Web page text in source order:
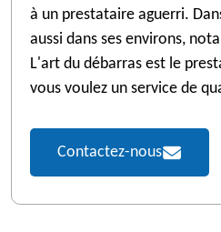
à un prestataire aguerri.
aussi dans ses environs,
L'art du débarras est le
vous voulez un service de
Contactez-nous